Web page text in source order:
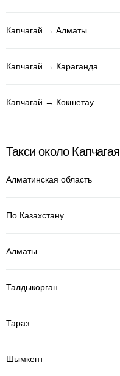
Капчагай → Алматы
Капчагай → Караганда
Капчагай → Кокшетау
Такси около Капчагая
Алматинская область
По Казахстану
Алматы
Талдыкорган
Тараз
Шымкент